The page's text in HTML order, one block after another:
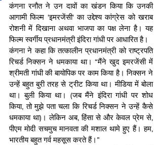
कंगना रनौत ने उन दावों का खंडन किया कि उनकी
आगामी फिल्म 'इमरजेंसी' का उद्देश्य कांग्रेस को खराब
रोशनी में दिखाना अथवा भाजपा का पक्ष लेना है। यह
फिल्म स्वर्गीय प्रधानमंत्री इंदिरा गांधी पर आधारित है।
कंगना ने कहा कि तत्कालीन प्रधानमंत्री को राष्ट्रपति
रिचर्ड निक्सन ने धमकाया था। “मैंने खुद इमरजेंसी में
श्रीमती गांधी की बायोपिक पर काम किया है। निक्सन ने
उन्हें बहुत बुरी तरह से ट्रीट किया था। मीडिया में बोला
था। बुली किया था। (जब मैंने इंदिरा गांधी पर शोध
किया, तो मुझे पता चला कि रिचर्ड निक्सन ने उन्हें कैसे
धमकाया था)। लेकिन अब, हिंसा से और केवल प्रेम से,
पीएम मोदी सचमुच मानवता की मशाल थामे हुए हैं। हम,
भारतीय बहुत गर्व महसूस करते हैं।”